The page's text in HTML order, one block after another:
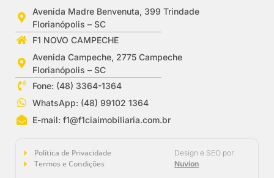
Avenida Madre Benvenuta, 399 Trindade
Florianópolis – SC
F1 NOVO CAMPECHE
Avenida Campeche, 2775 Campeche
Florianópolis – SC
Fone: (48) 3364-1364
WhatsApp: (48) 99102 1364
E-mail:f1@f1ciaimobiliaria.com.br
Política de Privacidade
Termos e Condições
Design e SEO por
Nuvion